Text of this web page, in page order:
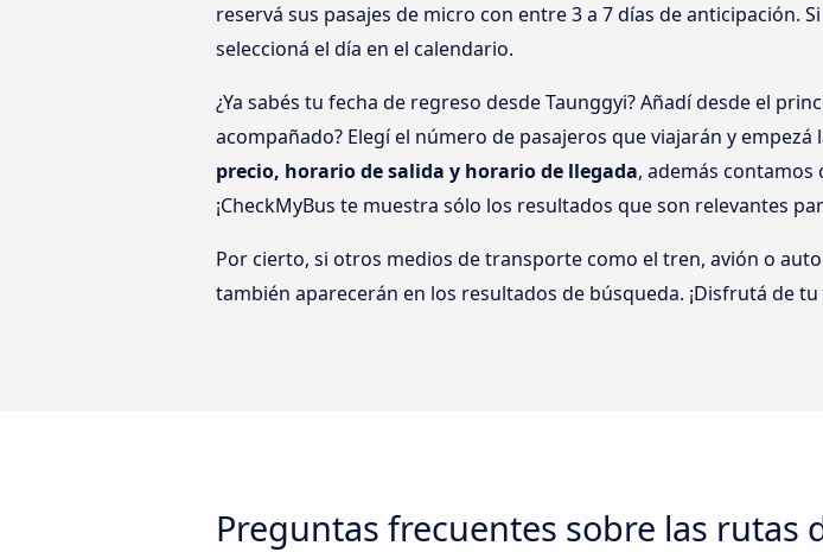
reservá sus pasajes de micro con entre 3 a 7 días de anticipación.
seleccioná el día en el calendario.
¿Ya sabés tu fecha de regreso desde Taunggyi? Añadí desde el
acompañado? Elegí el número de pasajeros que viajarán y
precio, horario de salida y horario de llegada, además
¡CheckMyBus te muestra sólo los resultados que son relevantes
Por cierto, si otros medios de transporte como el tren, avión o
también aparecerán en los resultados de búsqueda. ¡Disfrutá de tu
Preguntas frecuentes sobre las rutas